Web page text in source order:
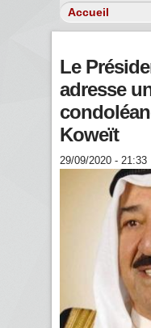
Le
adresse
Koweït
29/09/2020 - 21:33